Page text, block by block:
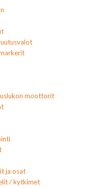
moottorit
ja osat
/ kytkimet